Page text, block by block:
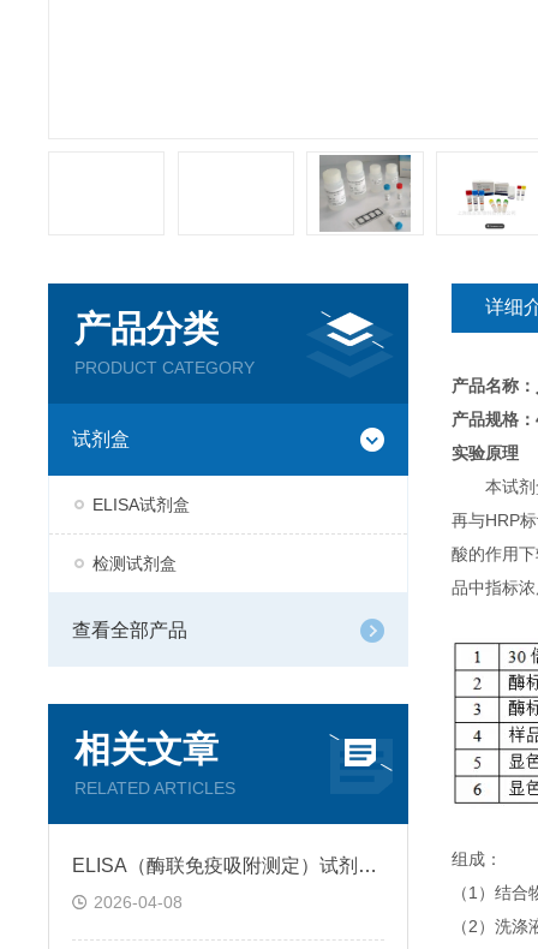
产品分类
PRODUCT CATEGORY
试剂盒
ELISA试剂盒
检测试剂盒
查看全部产品
相关文章
RELATED ARTICLES
ELISA（酶联免疫吸附测定）试剂盒原理类型检测方法
2026-04-08
详细
产品名称：
产品规格
实验原理
本试
再与HRP
酸的作用
品中指标
组成：
（1）结
（2）洗